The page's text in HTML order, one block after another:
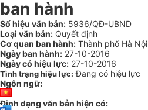
ban hành
Số hiệu văn bản: 5936/QĐ-UBND
Loại văn bản: Quyết định
Cơ quan ban hành: Thành phố Hà Nội
Ngày ban hành: 27-10-2016
Ngày có hiệu lực: 27-10-2016
Tình trạng hiệu lực: Đang có hiệu lực
Ngôn ngữ:
Định dạng văn bản hiện có: